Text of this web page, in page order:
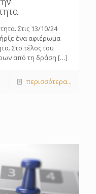
Στις 13/10/24
ένα αφιέρωμα
Στο τέλος του
από τη δράση […]
περισσότερα...